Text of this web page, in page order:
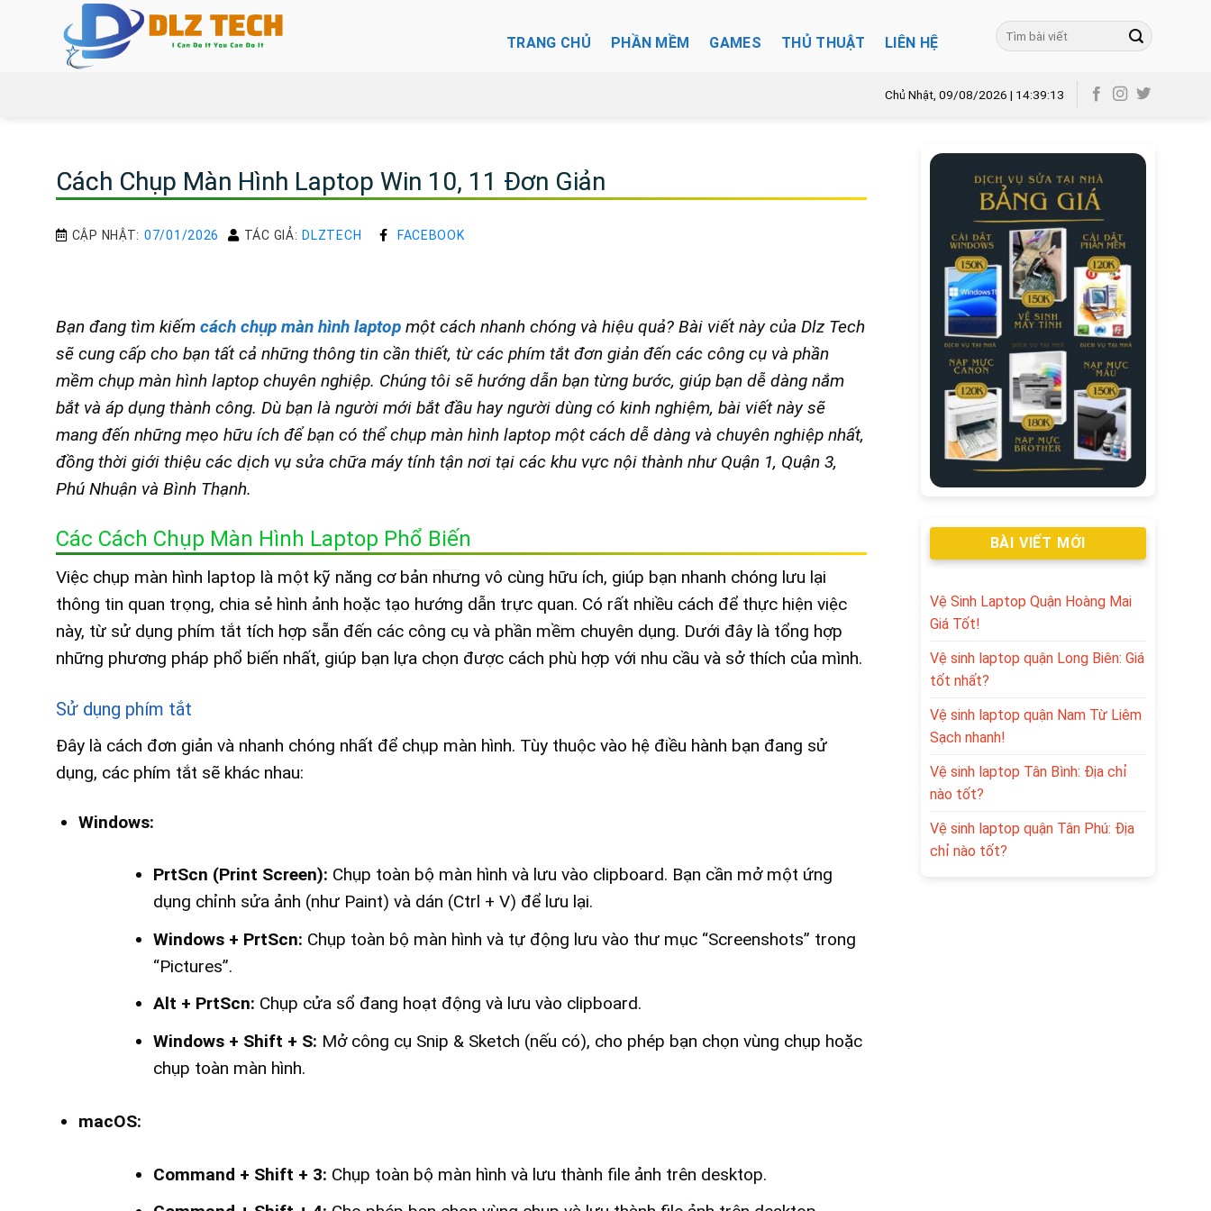
TRANG CHỦ PHẦN MỀM GAMES THỦ THUẬT LIÊN HỆ
Chủ Nhật, 09/08/2026 | 14:39:15
Cách Chụp Màn Hình Laptop Win 10, 11 Đơn Giản
CẬP NHẬT: 07/01/2026 TÁC GIẢ: DLZTECH FACEBOOK
Bạn đang tìm kiếm cách chụp màn hình laptop một cách nhanh chóng và hiệu quả? Bài viết này của Dlz Tech
sẽ cung cấp cho bạn tất cả những thông tin cần thiết, từ các phím tắt đơn giản đến các công cụ và phần
mềm chụp màn hình laptop chuyên nghiệp. Chúng tôi sẽ hướng dẫn bạn từng bước, giúp bạn dễ dàng nắm
bắt và áp dụng thành công. Dù bạn là người mới bắt đầu hay người dùng có kinh nghiệm, bài viết này sẽ
mang đến những mẹo hữu ích để bạn có thể chụp màn hình laptop một cách dễ dàng và chuyên nghiệp nhất,
đồng thời giới thiệu các dịch vụ sửa chữa máy tính tận nơi tại các khu vực nội thành như Quận 1, Quận 3,
Phú Nhuận và Bình Thạnh.
Các Cách Chụp Màn Hình Laptop Phổ Biến
Việc chụp màn hình laptop là một kỹ năng cơ bản nhưng vô cùng hữu ích, giúp bạn nhanh chóng lưu lại
thông tin quan trọng, chia sẻ hình ảnh hoặc tạo hướng dẫn trực quan. Có rất nhiều cách để thực hiện việc
này, từ sử dụng phím tắt tích hợp sẵn đến các công cụ và phần mềm chuyên dụng. Dưới đây là tổng hợp
những phương pháp phổ biến nhất, giúp bạn lựa chọn được cách phù hợp với nhu cầu và sở thích của mình.
Sử dụng phím tắt
Đây là cách đơn giản và nhanh chóng nhất để chụp màn hình. Tùy thuộc vào hệ điều hành bạn đang sử
dụng, các phím tắt sẽ khác nhau:
Windows:
PrtScn (Print Screen): Chụp toàn bộ màn hình và lưu vào clipboard. Bạn cần mở một ứng
dụng chỉnh sửa ảnh (như Paint) và dán (Ctrl + V) để lưu lại.
Windows + PrtScn: Chụp toàn bộ màn hình và tự động lưu vào thư mục “Screenshots” trong
“Pictures”.
Alt + PrtScn: Chụp cửa sổ đang hoạt động và lưu vào clipboard.
Windows + Shift + S: Mở công cụ Snip & Sketch (nếu có), cho phép bạn chọn vùng chụp hoặc
chụp toàn màn hình.
macOS:
Command + Shift + 3: Chụp toàn bộ màn hình và lưu thành file ảnh trên desktop.
BÀI VIẾT MỚI
Vệ Sinh Laptop Quận Hoàng Mai
Giá Tốt!
Vệ sinh laptop quận Long Biên: Giá
tốt nhất?
Vệ sinh laptop quận Nam Từ Liêm
Sạch nhanh!
Vệ sinh laptop Tân Bình: Địa chỉ
nào tốt?
Vệ sinh laptop quận Tân Phú: Địa
chỉ nào tốt?